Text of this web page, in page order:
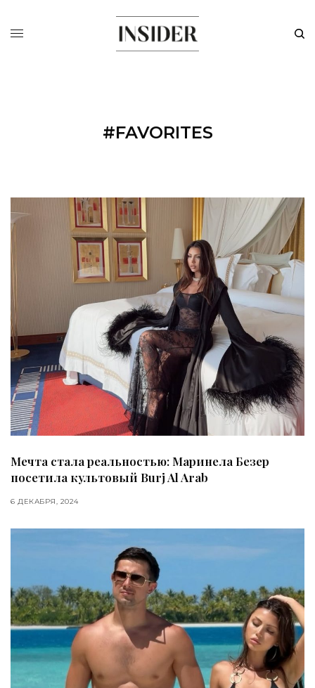
#FAVORITES
Мечта стала реальностью: Маринела Безер
посетила культовый Burj Al Arab
6 ДЕКАБРЯ, 2024